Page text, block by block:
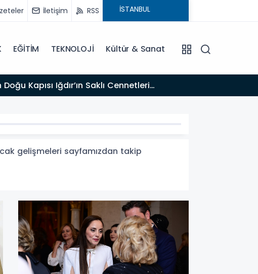
İletişim RSS
EĞİTİM TEKNOLOJİ Kültür & Sanat
gelişmeleri sayfamızdan takip